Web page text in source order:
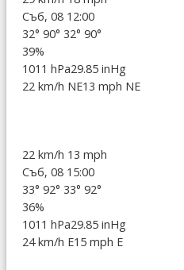
Съб, 08 12:00
32° 90° 32° 90°
39%
1011 hPa29.85 inHg
22 km/h NE13 mph NE
22 km/h 13 mph
Съб, 08 15:00
33° 92° 33° 92°
36%
1011 hPa29.85 inHg
24 km/h E15 mph E